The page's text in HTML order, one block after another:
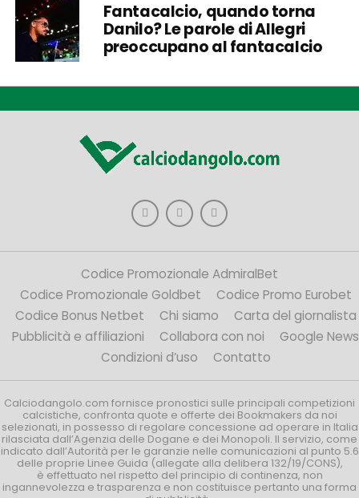
Fantacalcio, quando torna
Danilo? Le parole di Allegri
preoccupano al fantacalcio
Codice Promozionale AdmiralBet
Codice Promozionale Goldbet
Codice Promo Eurobet
Codice Bonus Netbet
Chi siamo
Carta del giornalista
Pubblicità e affiliazioni
Collabora con noi
Google News
Condizioni d’uso
Contatto
Calciodangolo.com fornisce pronostici sulle principali competizioni
calcistiche, confronta quote e offerte dei Bookmakers da noi
selezionati, in possesso di regolare concessione ad operare in Italia
rilasciata dall’Agenzia delle Dogane e dei Monopoli. Il servizio, come
indicato dall’Autorità per le garanzie nelle comunicazioni al punto 5.6
delle proprie Linee Guida (allegate alla delibera 132/19/CONS),
è effettuato nel rispetto del principio di continenza, non
ingannevolezza e trasparenza e non costituisce pertanto una forma